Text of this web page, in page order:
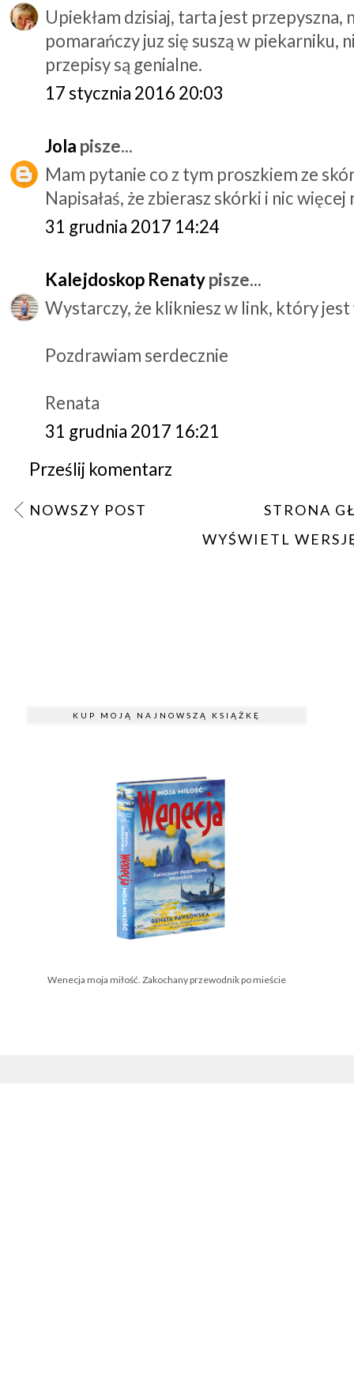
Upiekłam dzisiaj, tarta jest przepyszna,
pomarańczy juz się suszą w piekarniku,
przepisy są genialne.
17 stycznia 2016 20:03
Jola pisze...
Mam pytanie co z tym proszkiem ze
Napisałaś, że zbierasz skórki i nic
31 grudnia 2017 14:24
Kalejdoskop Renatypisze...
Wystarczy, że klikniesz w link, który
Pozdrawiam serdecznie
Renata
31 grudnia 2017 16:21
Prześlij komentarz
NOWSZY POST
STRONA
WYŚWIETL
KUP MOJĄ NAJNOWSZĄ KSIĄŻKĘ
Wenecja moja miłość. Zakochany przewodnik po mieście